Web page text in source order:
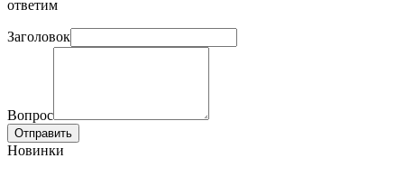
ответим
Заголовок
Вопрос
Отправить
Новинки